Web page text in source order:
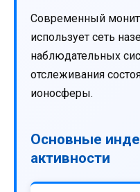
Современный
использует сеть
наблюдательных
отслеживания
ионосферы.
Основные
активности